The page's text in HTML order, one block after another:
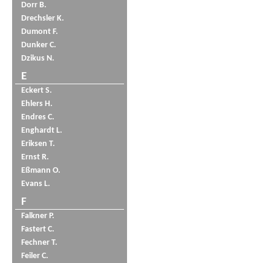
Dorr B.
Drechsler K.
Dumont F.
Dunker C.
Dzikus N.
E
Eckert S.
Ehlers H.
Endres C.
Enghardt L.
Eriksen T.
Ernst R.
Eßmann O.
Evans L.
F
Falkner P.
Fastert C.
Fechner T.
Feiler C.